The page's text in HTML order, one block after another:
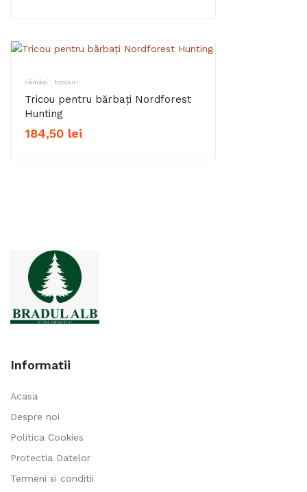
cămăși , tricouri
Tricou pentru bărbați Nordforest
Hunting
184,50 lei
Informatii
Acasa
Despre noi
Politica Cookies
Protectia Datelor
Termeni si conditii